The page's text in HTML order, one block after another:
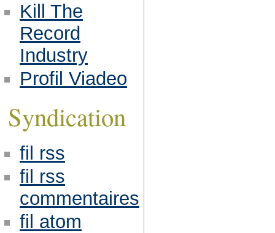
Kill The
Record
Industry
Profil Viadeo
Syndication
fil rss
fil rss
commentaires
fil atom